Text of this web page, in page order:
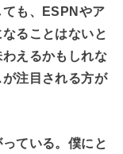
ても、ESPNやア
ることはないと
えるかもしれな
注目される方が
ている。僕にと